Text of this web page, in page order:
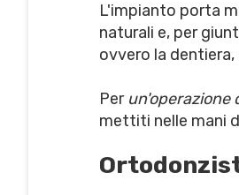
L'impianto porta
naturali e, per
ovvero la
Per un'operazione
mettiti nelle mani